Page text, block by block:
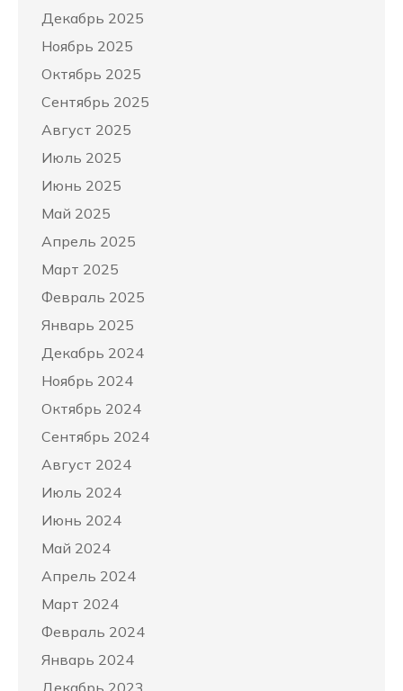
Декабрь 2025
Ноябрь 2025
Октябрь 2025
Сентябрь 2025
Август 2025
Июль 2025
Июнь 2025
Май 2025
Апрель 2025
Март 2025
Февраль 2025
Январь 2025
Декабрь 2024
Ноябрь 2024
Октябрь 2024
Сентябрь 2024
Август 2024
Июль 2024
Июнь 2024
Май 2024
Апрель 2024
Март 2024
Февраль 2024
Январь 2024
Декабрь 2023